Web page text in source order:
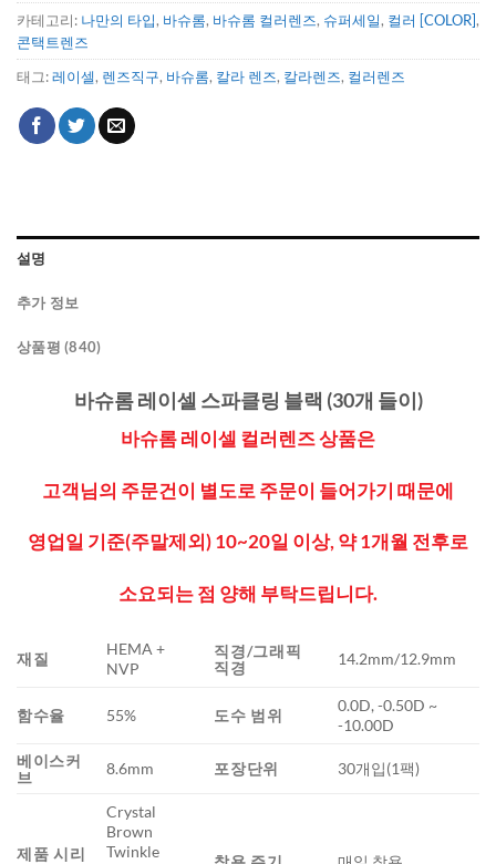
카테고리: 나만의 타입, 바슈롬, 바슈롬 컬러렌즈, 슈퍼세일, 컬러 [COLOR],
콘택트렌즈
태그:레이셀, 렌즈직구, 바슈롬, 칼라 렌즈, 칼라렌즈, 컬러렌즈
설명
추가 정보
상품평 (840)
바슈롬 레이셀 스파클링 블랙 (30개 들이)
바슈롬 레이셀 컬러렌즈 상품은
고객님의 주문건이 별도로 주문이 들어가기 때문에
영업일 기준(주말제외) 10~20일 이상, 약 1개월 전후로
소요되는 점 양해 부탁드립니다.
재질
HEMA +
NVP
직경/그래픽
직경
14.2mm/12.9mm
함수율 55% 도수 범위
0.0D, -0.50D ~
-10.00D
베이스커
브
8.6mm 포장단위 30개입(1팩)
제품 시리
Crystal
Brown
Twinkle